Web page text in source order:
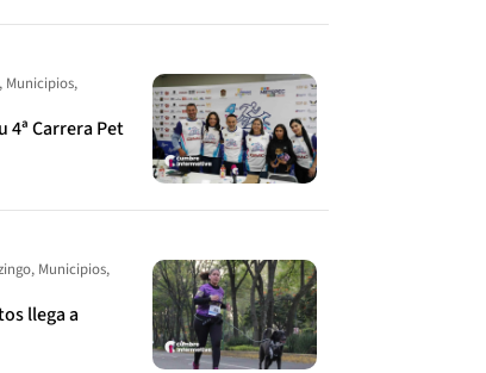
, Municipios,
4ª Carrera Pet
, Municipios,
llega a